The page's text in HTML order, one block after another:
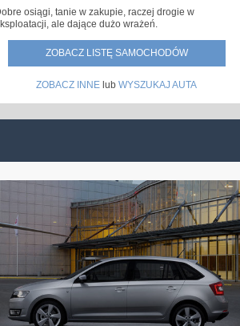
osiągi, tanie w zakupie, raczej drogie w
ale dające dużo wrażeń.
ZOBACZ LISTĘ SAMOCHODÓW
ZOBACZ INNE lub WYSZUKAJ AUTA